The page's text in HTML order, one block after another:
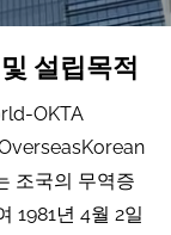
설립목적
OKTA
조국의 무역증
1981년 4월 2일